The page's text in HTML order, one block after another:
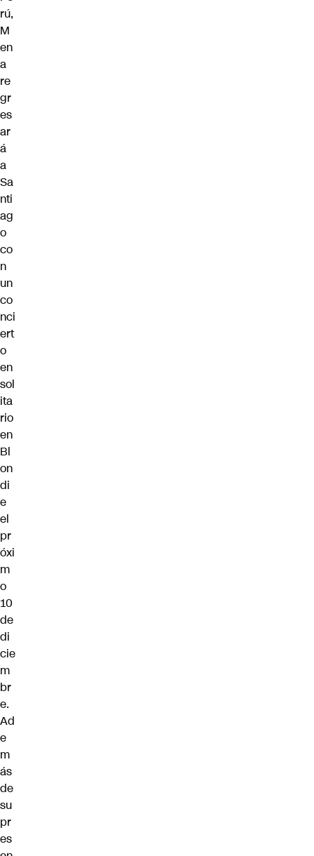
rú,
M
en
a
re
gr
es
ar
á
a
Sa
nti
ag
o
co
n
un
co
nci
ert
o
en
sol
ita
rio
en
Bl
on
di
e
el
pr
óxi
m
o
10
de
di
cie
m
br
e.
Ad
e
m
ás
de
su
pr
es